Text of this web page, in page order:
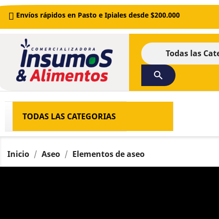
Envíos rápidos en Pasto e Ipiales desde $200.000
Todas las
search
TODAS LAS CATEGORIAS
Inicio Aseo Elementos de aseo